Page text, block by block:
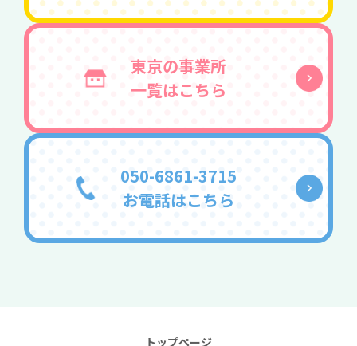
東京の事業所
一覧はこちら
050-6861-3715
お電話はこちら
トップページ